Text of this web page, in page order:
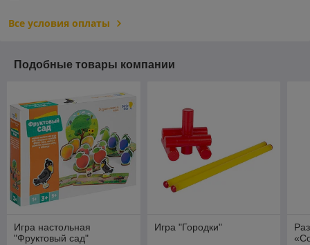
Все условия оплаты
Подобные товары компании
Игра настольная
"Фруктовый сад"
Игра "Городки"